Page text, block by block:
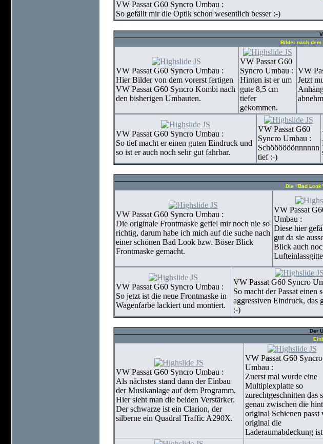
VW Passat G60 Syncro Umbau :
So gefällt mir die Optik schon wesentlich besser :-)
Bilder nach dem
VW Passat G60 Syncro Umbau :
Hier Bilder von dem vorerst fertigen
VW Passat G60 Syncro Kombi nach
den bisherigen Umbauten.
VW Passat G60
Syncro Umbau :
Hinten ist er um
gute 8,5 cm
tiefer
gekommen.
VW
Jetzt
VW Passat G60 Syncro Umbau :
So tief macht er einen guten Eindruck und
so ist er auch noch sehr gut fahrbar.
VW Passat G60
Syncro Umbau :
Schöööööönnnnnn
tief :-)
Die "Bad
VW Passat G60 Syncro Umbau :
Die originale Frontmaske gefiel mir noch nie so
richtig, darum habe ich mich auf die suche nach
einer schönen Bad Look bzw. Böser Blick
Frontmaske gemacht.
VW Passat
Umbau :
Diese hier
gut da sie
Blick auch
VW Passat G60 Syncro Umbau :
So jetzt ist die neue Frontmaske in
Wagenfarbe lackiert und montiert.
VW Passat G60 Syncro
So macht der Passat einen
aggressiven Eindruck, das
:-)
Der
VW Passat G60 Syncro Umbau :
Als nächstes stand dann der Einbau
der Musikanlage auf dem Programm.
Hier sieht man die beiden Verstärker.
Der schwarze ist ein Clarion, der
silberne ein Quadral Traffic A290X.
VW Passat G60 Syncro
Umbau :
Zuerst mal wurde eine
Multiplexplatte so
zurechtgeschnitten das
genau zwischen die
original Schienen passt
original die
Laderaumabdeckung